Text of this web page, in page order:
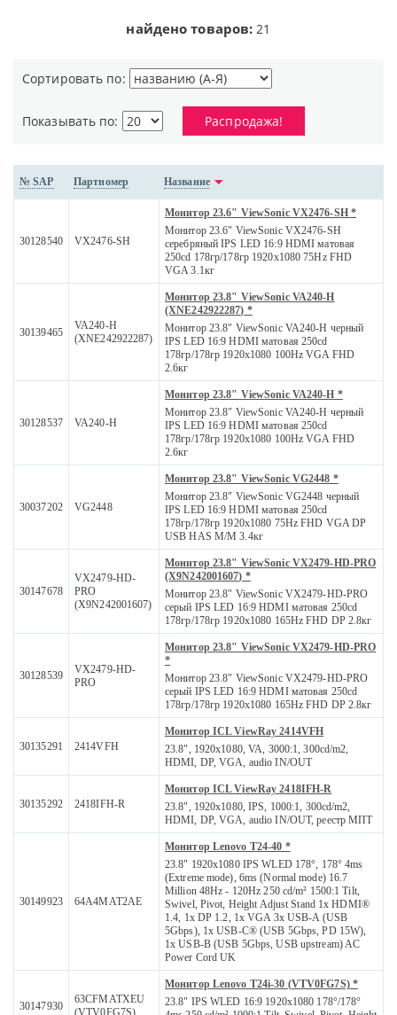
найдено товаров: 21
Сортировать по:
Показывать по: Распродажа!
№ SAP Партномер Название
30128540 VX2476-SH
Монитор 23.6" ViewSonic VX2476-SH *
Монитор 23.6" ViewSonic VX2476-SH
серебряный IPS LED 16:9 HDMI матовая
250cd 178гр/178гр 1920x1080 75Hz FHD
VGA 3.1кг
30139465
VA240-H
(XNE242922287)
Монитор 23.8" ViewSonic VA240-H
(XNE242922287) *
Монитор 23.8" ViewSonic VA240-H черный
IPS LED 16:9 HDMI матовая 250cd
178гр/178гр 1920x1080 100Hz VGA FHD
2.6кг
30128537 VA240-H
Монитор 23.8" ViewSonic VA240-H *
Монитор 23.8" ViewSonic VA240-H черный
IPS LED 16:9 HDMI матовая 250cd
178гр/178гр 1920x1080 100Hz VGA FHD
2.6кг
30037202 VG2448
Монитор 23.8" ViewSonic VG2448 *
Монитор 23.8" ViewSonic VG2448 черный
IPS LED 16:9 HDMI матовая 250cd
178гр/178гр 1920x1080 75Hz FHD VGA DP
USB HAS M/M 3.4кг
30147678
VX2479-HD-
PRO
(X9N242001607)
Монитор 23.8" ViewSonic VX2479-HD-PRO
(X9N242001607) *
Монитор 23.8" ViewSonic VX2479-HD-PRO
серый IPS LED 16:9 HDMI матовая 250cd
178гр/178гр 1920x1080 165Hz FHD DP 2.8кг
30128539
VX2479-HD-
PRO
Монитор 23.8" ViewSonic VX2479-HD-PRO
*
Монитор 23.8" ViewSonic VX2479-HD-PRO
серый IPS LED 16:9 HDMI матовая 250cd
178гр/178гр 1920x1080 165Hz FHD DP 2.8кг
30135291 2414VFH
Монитор ICL ViewRay 2414VFH
23.8", 1920x1080, VA, 3000:1, 300cd/m2,
HDMI, DP, VGA, audio IN/OUT
30135292 2418IFH-R
Монитор ICL ViewRay 2418IFH-R
23.8", 1920x1080, IPS, 1000:1, 300cd/m2,
HDMI, DP, VGA, audio IN/OUT, реестр МПТ
30149923 64A4MAT2AE
Монитор Lenovo T24-40 *
23.8" 1920x1080 IPS WLED 178°, 178° 4ms
(Extreme mode), 6ms (Normal mode) 16.7
Million 48Hz - 120Hz 250 cd/m² 1500:1 Tilt,
Swivel, Pivot, Height Adjust Stand 1x HDMI®
1.4, 1x DP 1.2, 1x VGA 3x USB-A (USB
5Gbps), 1x USB-C® (USB 5Gbps, PD 15W),
1x USB-B (USB 5Gbps, USB upstream) AC
Power Cord UK
30147930
63CFMATXEU
Монитор Lenovo T24i-30 (VTV0FG7S) *
23.8" IPS WLED 16:9 1920x1080 178°/178°